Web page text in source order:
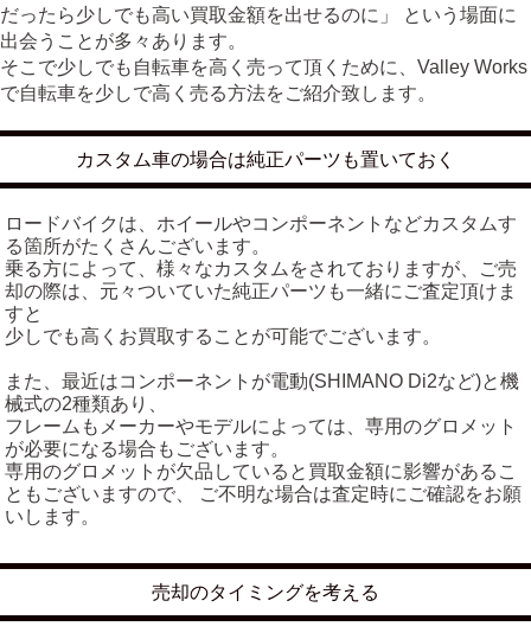
だったら少しでも高い買取金額を出せるのに」 という場面に
出会うことが多々あります。
そこで少しでも自転車を高く売って頂くために、Valley Works
で自転車を少しで高く売る方法をご紹介致します。
カスタム車の場合は純正パーツも置いておく
ロードバイクは、ホイールやコンポーネントなどカスタムす
る箇所がたくさんございます。
乗る方によって、様々なカスタムをされておりますが、ご売
却の際は、元々ついていた純正パーツも一緒にご査定頂けま
すと
少しでも高くお買取することが可能でございます。
また、最近はコンポーネントが電動(SHIMANO Di2など)と機
械式の2種類あり、
フレームもメーカーやモデルによっては、専用のグロメット
が必要になる場合もございます。
専用のグロメットが欠品していると買取金額に影響があるこ
ともございますので、 ご不明な場合は査定時にご確認をお願
いします。
売却のタイミングを考える